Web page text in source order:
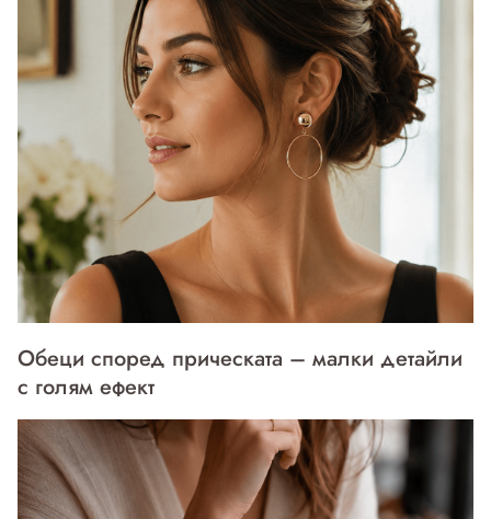
Обеци според прическата – малки детайли
с голям ефект